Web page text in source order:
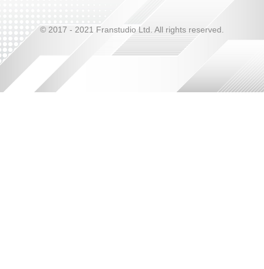
© 2017 - 2021 Franstudio Ltd. All rights reserved.